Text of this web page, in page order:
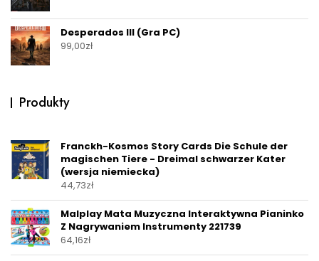
Desperados III (Gra PC)
99,00zł
Produkty
Franckh-Kosmos Story Cards Die Schule der
magischen Tiere - Dreimal schwarzer Kater
(wersja niemiecka)
44,73zł
Malplay Mata Muzyczna Interaktywna Pianinko
Z Nagrywaniem Instrumenty 221739
64,16zł